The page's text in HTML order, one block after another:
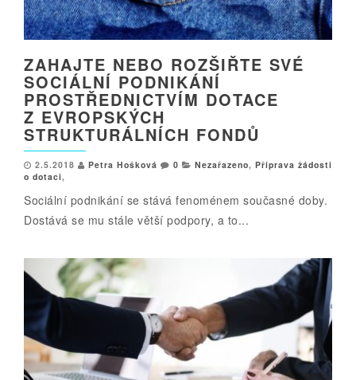
ZAHAJTE NEBO ROZŠIŘTE SVÉ
SOCIÁLNÍ PODNIKÁNÍ
PROSTŘEDNICTVÍM DOTACE
Z EVROPSKÝCH
STRUKTURÁLNÍCH FONDŮ
2.5.2018 Petra Hošková 0 Nezařazeno, Příprava žádosti
o dotaci,
Sociální podnikání se stává fenoménem současné doby.
Dostává se mu stále větší podpory, a to...